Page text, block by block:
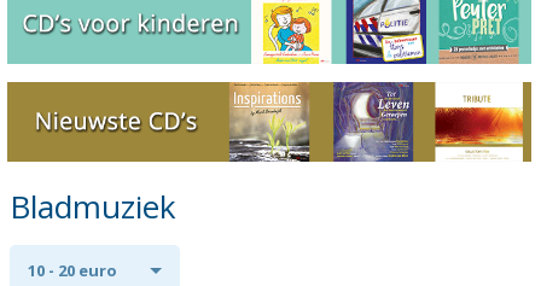
Bladmuziek
10 - 20 euro